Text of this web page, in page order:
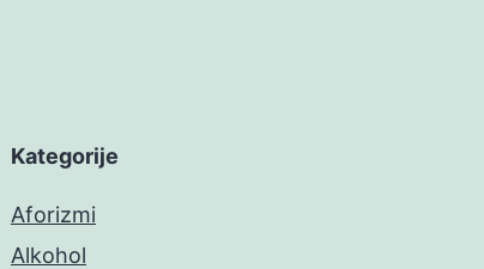
Kategorije
Aforizmi
Alkohol